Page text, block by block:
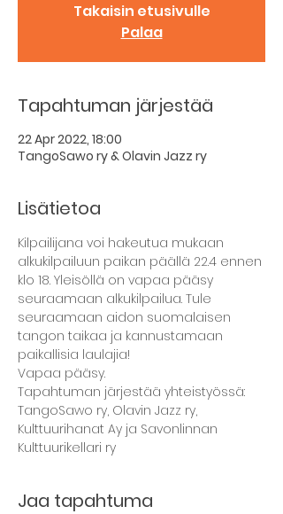
Takaisin etusivulle
Palaa
Tapahtuman järjestää
22 Apr 2022, 18:00
TangoSawo ry & Olavin Jazz ry
Lisätietoa
Kilpailijana voi hakeutua mukaan
alkukilpailuun paikan päällä 22.4 ennen
klo 18. Yleisöllä on vapaa pääsy
seuraamaan alkukilpailua. Tule
seuraamaan aidon suomalaisen
tangon taikaa ja kannustamaan
paikallisia laulajia!
Vapaa pääsy.
Tapahtuman järjestää yhteistyössä:
TangoSawo ry, Olavin Jazz ry,
Kulttuurihanat Ay ja Savonlinnan
Kulttuurikellari ry
Jaa tapahtuma